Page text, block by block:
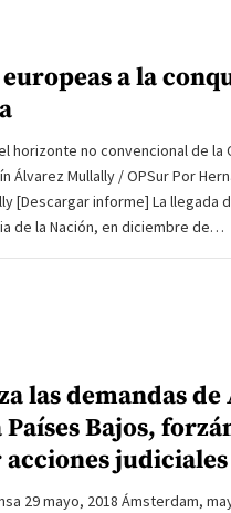
a la
horizonte no convencional de la
Álvarez Mullally / OPSur Por
[Descargar informe] La llegada
de la Nación, en diciembre de…
las demandas de
Bajos,
judiciales
29 mayo, 2018 Ámsterdam,